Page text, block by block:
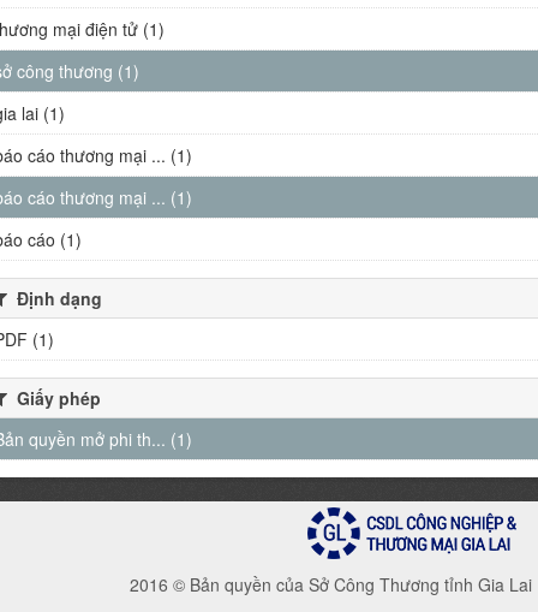
mại điện tử (1)
công thương (1)
lai (1)
cáo thương mại ... (1)
cáo thương mại ... (1)
cáo (1)
Định dạng
(1)
Giấy phép
quyền mở phi th... (1)
2016 © Bản quyền của Sở Công Thương tỉnh Gia Lai